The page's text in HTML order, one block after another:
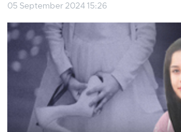
05 September 2024 15:26